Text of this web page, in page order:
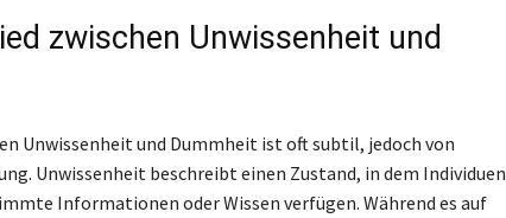
zwischen Unwissenheit und
Unwissenheit und Dummheit ist oft subtil, jedoch von
Unwissenheit beschreibt einen Zustand, in dem Individuen
Informationen oder Wissen verfügen. Während es auf